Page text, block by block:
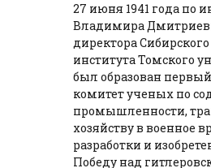
27 июня 1941 года по
Владимира
директора
института Томского
был образован
комитет ученых по
промышленности,
хозяйству в военное
разработки и
Победу над